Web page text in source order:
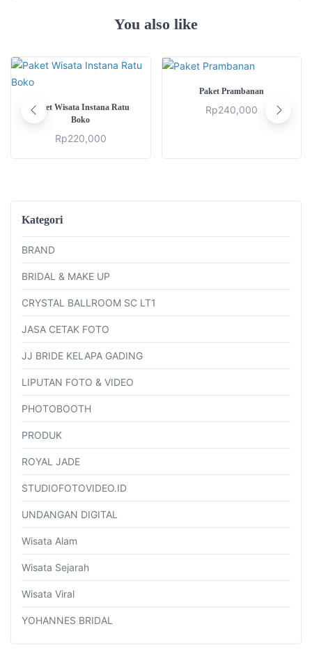
You also like
Paket Wisata Instana Ratu
Boko
Rp220,000
Paket Prambanan
Rp240,000
Kategori
BRAND
BRIDAL & MAKE UP
CRYSTAL BALLROOM SC LT1
JASA CETAK FOTO
JJ BRIDE KELAPA GADING
LIPUTAN FOTO & VIDEO
PHOTOBOOTH
PRODUK
ROYAL JADE
STUDIOFOTOVIDEO.ID
UNDANGAN DIGITAL
Wisata Alam
Wisata Sejarah
Wisata Viral
YOHANNES BRIDAL